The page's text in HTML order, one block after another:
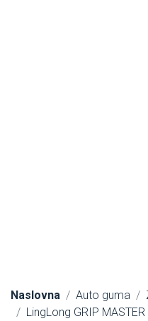
Naslovna Auto guma
LingLong GRIP